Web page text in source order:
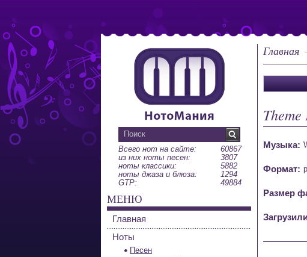
Главная
Музыка:
Формат:
Размер
Всего нот на сайте:
60867
из них ноты песен:
3807
ноты классики:
5882
ноты джаза и блюза:
1294
GTP:
49884
МЕНЮ
Главная
Ноты
Песен